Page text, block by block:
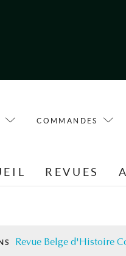
COMMANDES
REVUES
Revue Belge d'Histoire